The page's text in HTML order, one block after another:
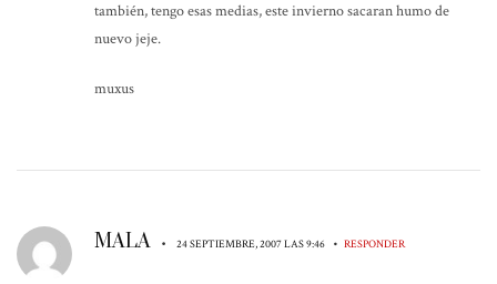
también, tengo esas medias, este invierno sacaran humo de
nuevo jeje.
muxus
MALA • 24 SEPTIEMBRE, 2007 LAS 9:46 • RESPONDER